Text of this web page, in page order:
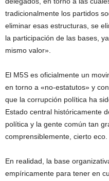
tradicionalmente los partidos
eliminar esas estructuras, se
la participación de las bases,
mismo valor».
El M5S es oficialmente un
en torno a «no-estatutos» y
que la corrupción política ha
Estado central históricamente
política y la gente común tan
comprensiblemente, cierto eco.
En realidad, la base
empíricamente para tener en